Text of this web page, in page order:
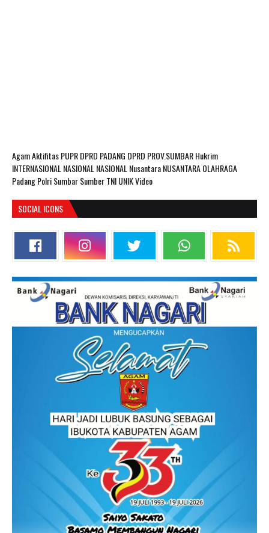
AgamAktifitas PUPRDPRD PADANG DPRD PROV.SUMBARHukrim
INTERNASIONAL NASIONAL NASIONAL NusantaraNUSANTARAOLAHRAGA
PadangPolriSumbarSumberTNIUNIKVideo
SOCIAL ICONS